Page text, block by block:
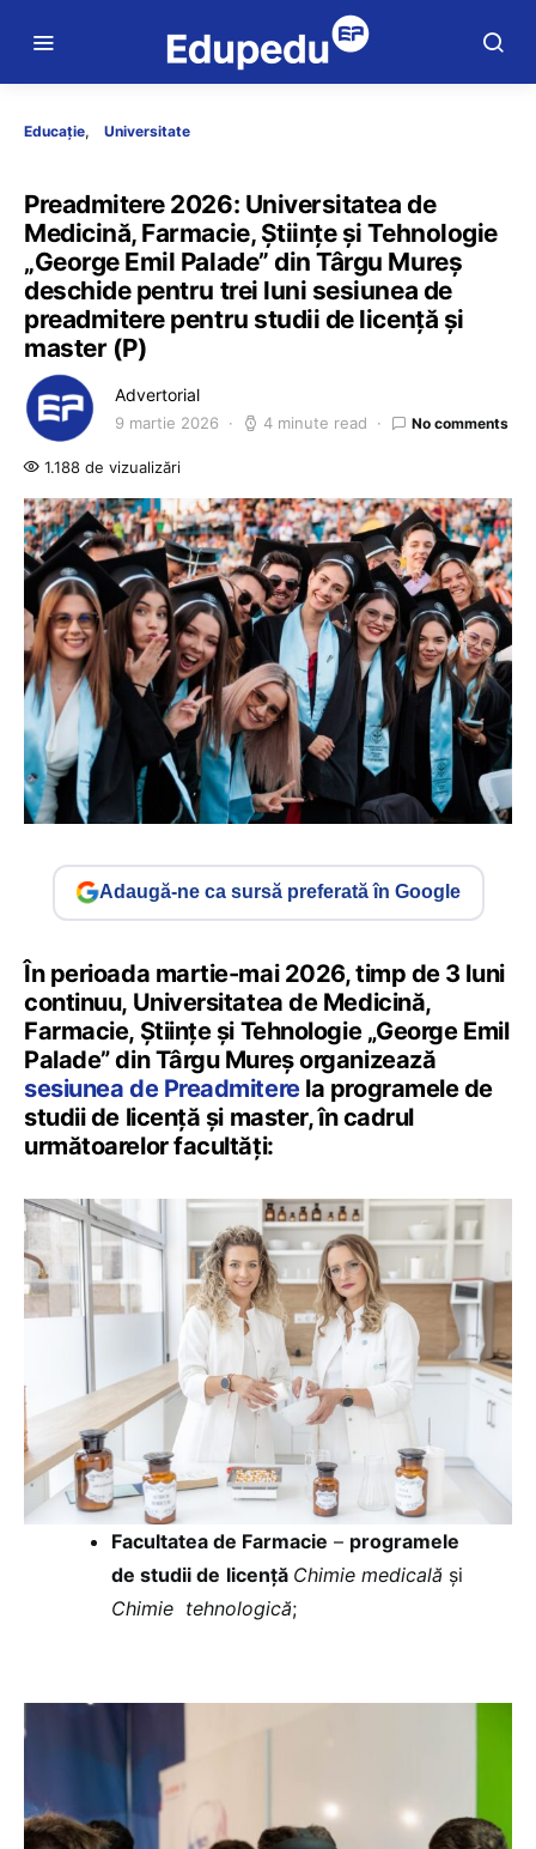
Educație Universitate
Preadmitere 2026: Universitatea de
Medicină, Farmacie, Științe și Tehnologie
„George Emil Palade” din Târgu Mureș
deschide pentru trei luni sesiunea de
preadmitere pentru studii de licență și
master (P)
Advertorial
9 martie 2026 4 minute read No comments
1.188 de vizualizări
Adaugă-ne ca sursă preferată în Google
În perioada martie-mai 2026, timp de 3 luni
continuu, Universitatea de Medicină,
Farmacie, Științe și Tehnologie „George Emil
Palade” din Târgu Mureș organizează
sesiunea de Preadmiterela programele de
studii de licență și master, în cadrul
următoarelor facultăți:
Facultatea de Farmacie – programele
de studii de licență Chimie medicală și
Chimie tehnologică;